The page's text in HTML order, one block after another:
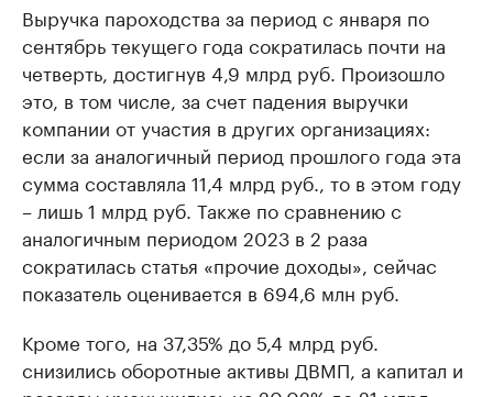
Выручка пароходства за период с января по
сентябрь текущего года сократилась почти на
четверть, достигнув 4,9 млрд руб. Произошло
это, в том числе, за счет падения выручки
компании от участия в других организациях:
если за аналогичный период прошлого года эта
сумма составляла 11,4 млрд руб., то в этом году
– лишь 1 млрд руб. Также по сравнению с
аналогичным периодом 2023 в 2 раза
сократилась статья «прочие доходы», сейчас
показатель оценивается в 694,6 млн руб.
Кроме того, на 37,35% до 5,4 млрд руб.
снизились оборотные активы ДВМП, а капитал и